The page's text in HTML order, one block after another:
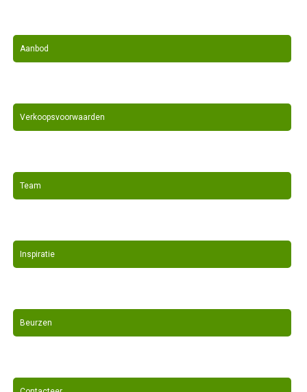
Aanbod
Verkoopsvoorwaarden
Team
Inspiratie
Beurzen